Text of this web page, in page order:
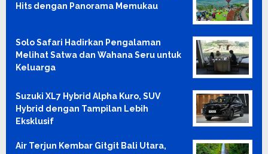
Hits dengan Panorama Memukau
Solo Safari Hadirkan Pengalaman
Melihat Satwa dan Wahana Seru untuk
Keluarga
Suzuki XL7 Hybrid Alpha Kuro, SUV
Hybrid dengan Tampilan Lebih
Eksklusif
Air Terjun Kembar Gitgit Bali Utara,